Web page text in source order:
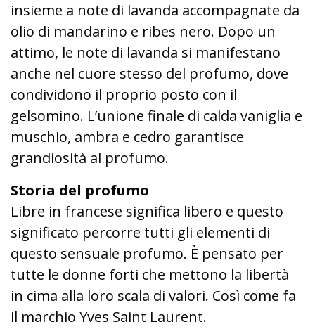
insieme a note di lavanda accompagnate da
olio di mandarino e ribes nero. Dopo un
attimo, le note di lavanda si manifestano
anche nel cuore stesso del profumo, dove
condividono il proprio posto con il
gelsomino. L’unione finale di calda vaniglia e
muschio, ambra e cedro garantisce
grandiosità al profumo.
Storia del profumo
Libre in francese significa libero e questo
significato percorre tutti gli elementi di
questo sensuale profumo. È pensato per
tutte le donne forti che mettono la libertà
in cima alla loro scala di valori. Così come fa
il marchio Yves Saint Laurent.